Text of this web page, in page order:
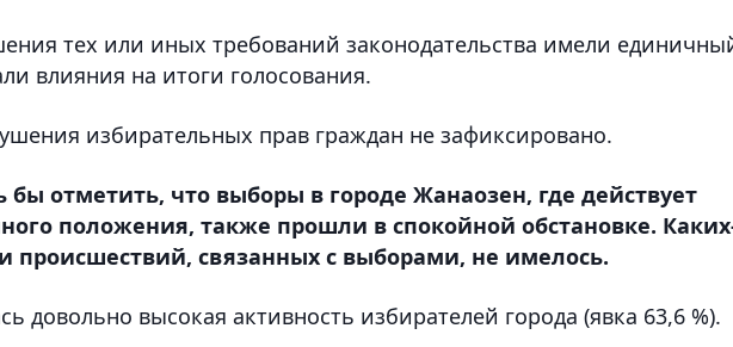
тех или иных требований законодательства имели
влияния на итоги голосования.
избирательных прав граждан не зафиксировано.
бы отметить, что выборы в городе Жанаозен, где действует
положения, также прошли в спокойной обстановке.
происшествий, связанных с выборами, не имелось.
довольно высокая активность избирателей города (явка 63,6 %).